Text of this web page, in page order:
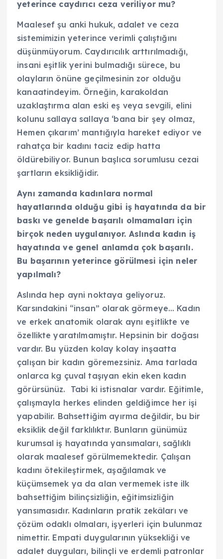
yeterince caydırıcı ceza veriliyor mu?
Maalesef şu anki hukuk, adalet ve ceza
sistemimizin yeterince verimli çalıştığını
düşünmüyorum. Caydırıcılık arttırılmadığı,
insani eşitlik yerini bulmadığı sürece, bu
olayların önüne geçilmesinin zor olduğu
kanaatindeyim. Örneğin, karakoldan
uzaklaştırma alan eski eş veya sevgili, elini
kolunu sallaya sallaya ‘bana bir şey olmaz,
Hemen çıkarım’ mantığıyla hareket ediyor ve
rahatça bir kadını taciz edip hatta
öldürebiliyor. Bunun başlıca sorumlusu cezai
şartların eksikliğidir.
Aynı zamanda kadınlara normal
hayatlarında olduğu gibi iş hayatında da bir
baskı ve genelde başarılı olmamaları için
birçok neden uygulanıyor. Aslında kadın iş
hayatında ve genel anlamda çok başarılı.
Bu başarının yeterince görülmesi için neler
yapılmalı?
Aslında hep ayni noktaya geliyoruz.
Karsındakini “insan” olarak görmeye… Kadın
ve erkek anatomik olarak aynı eşitlikte ve
özellikte yaratılmamıştır. Hepsinin bir doğası
vardır. Bu yüzden kolay kolay inşaatta
çalışan bir kadın göremezsiniz. Ama tarlada
onlarca kg çuval taşıyan ekin eken kadın
görürsünüz. Tabi ki istisnalar vardır. Eğitimle,
çalışmayla herkes elinden geldiğimce her işi
yapabilir. Bahsettiğim ayırma değildir, bu bir
eksiklik değil farklılıktır. Bunların günümüz
kurumsal iş hayatında yansımaları, sağlıklı
olarak maalesef görülmemektedir. Çalışan
kadını ötekileştirmek, aşağılamak ve
küçümsemek ya da alan vermemek iste ilk
bahsettiğim bilinçsizliğin, eğitimsizliğin
yansımasıdır. Kadınların pratik zekâları ve
çözüm odaklı olmaları, işyerleri için bulunmaz
nimettir. Empati duygularının yüksekliği ve
adalet duyguları, bilinçli ve erdemli patronlar